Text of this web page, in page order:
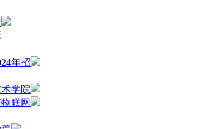
年招
学院
联网